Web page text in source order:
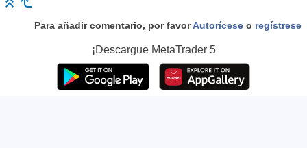
Para añadir comentario, por favorAutorícese o regístrese
¡Descargue MetaTrader 5